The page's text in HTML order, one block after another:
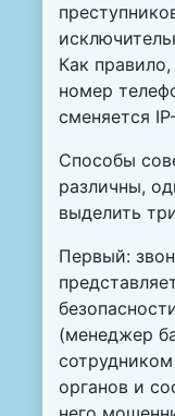
Как
номер
сменяется
Способы
различны,
выделить
Первый:
(менеджер
органов и